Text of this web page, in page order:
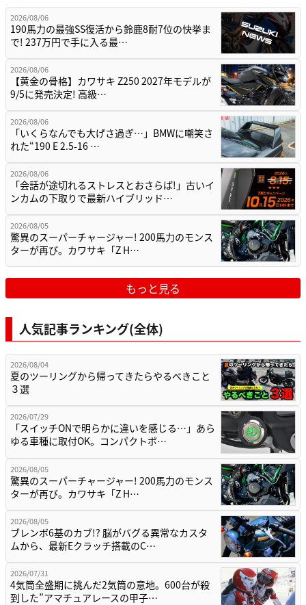
2026/08/06
190馬力の最強SS復活から鈴鹿8耐7位の快挙ま
で! 237万円で手に入る最…
2026/08/06
【黄金の骨格】カワサキ Z250 2027年モデルが
9/5に発売決定! 高級…
2026/08/06
「いくらなんでも大げさ過ぎ…」BMWに嘲笑さ
れた“190 E 2.5-16 …
2026/08/06
「会話が途切れるストレスとおさらば!」古いイ
ンカムの下取りで最新ハイブリッド…
2026/08/05
驚異のスーパーチャージャー! 200馬力のモンス
ターが再び。カワサキ「Z H…
もっと見る
人気記事ランキング(全体)
2026/08/04
夏のツーリングから帰ってきたらやるべきこと
３選
2026/07/29
「スイッチONで明らかに違いを感じる…」あら
ゆる車種に取付OK。コンパクトボ…
2026/08/05
驚異のスーパーチャージャー! 200馬力のモンス
ターが再び。カワサキ「Z H…
2026/08/05
ブレンボ6基のカブ!? 脳がバグる異常なカスタ
ムから、最新Eクラッチ搭載のC…
2026/07/31
4気筒全盛期に挑んだ2気筒の意地。600台が殺
到した”アマチュアレースの甲子…